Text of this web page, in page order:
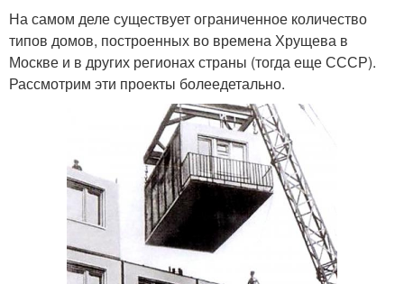
На самом деле существует ограниченное количество
типов домов, построенных во времена Хрущева в
Москве и в других регионах страны (тогда еще СССР).
Рассмотрим эти проекты болеедетально.